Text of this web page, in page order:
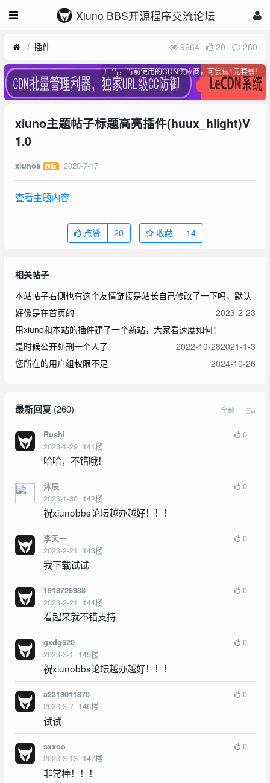
Xiuno BBS开源程序交流论坛
插件 9664 20 260
广告，当前使用的CDN供应商，可尝试1元套餐！
xiuno主题帖子标题高亮插件(huux_hlight)V
1.0
xiunoa 超版 2020-7-17
查看主题内容
点赞 20 收藏 14
相关帖子
本站帖子右侧也有这个友情链接是站长自己修改了一下吗，默认
好像是在首页的
2023-2-23
用xiuno和本站的插件建了一个新站，大家看速度如何！
2021-1-3
是时候公开处刑一个人了
2022-10-28
您所在的用户组权限不足
2024-10-26
最新回复(260) 全部
Rushi
2023-1-29 141楼
0
哈哈，不错哦！
沐辰
2023-1-30 142楼
0
祝xiunobbs论坛越办越好！！！
李天一
2023-2-21 143楼
0
我下载试试
1918726988
2023-2-21 144楼
0
看起来就不错支持
gxdg520
2023-3-1 145楼
0
祝xiunobbs论坛越办越好！！！
a2319011870
2023-3-7 146楼
0
试试
sxxoo
2023-3-13 147楼
0
非常棒！！！